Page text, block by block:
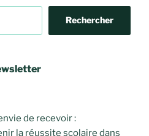
Rechercher
de recevoir :
la réussite scolaire dans